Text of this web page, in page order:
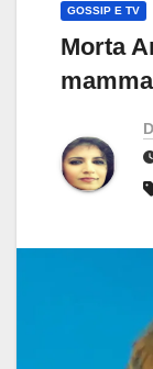
GOSSIP E TV
Morta